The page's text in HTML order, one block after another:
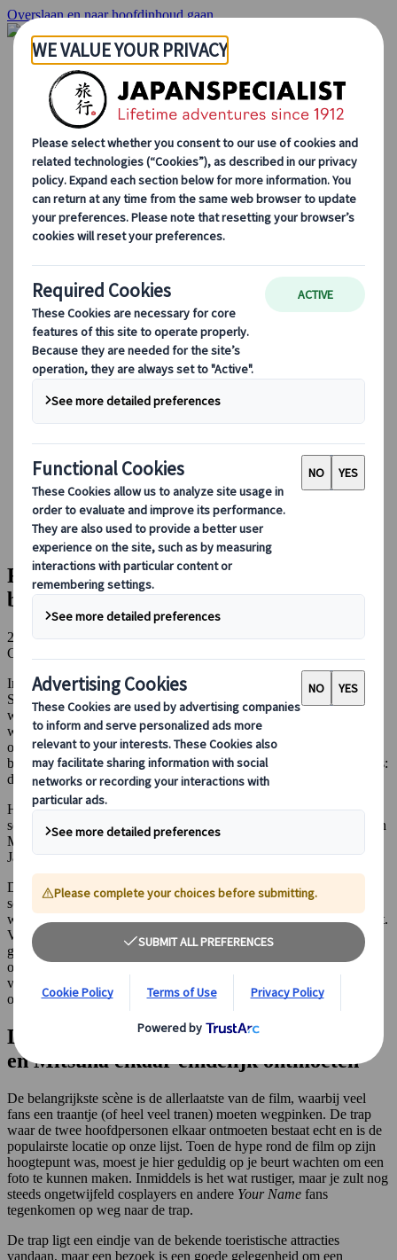
Overslaan en naar hoofdinhoud gaan
Startpagina
Reizen
Individuele Reizen
Groepsreizen
Reizen per huurauto
Excursies
Groepsreizen op maat
Japan Rail Pass
Hoe we te werk gaan
Over Ons
Ons team
Sluit je aan bij ons team
Seizoensgebonden Reistips
Bestemmingshoogtepunten
Culturele Inzichten
Culinaire Avonturen
Ontdek Japan met de trein
Veelgestelde vragen
Essentiële info
Etiquette in Japan
Autorijden in Japan
Boeken bij ons
Japan Rail Pass
Accommodatie
Online Reisadvies
Japanspecialist
Blog
Culturele Inzichten
Fan van ‘Your Name’? Hier is jouw bucketlist in Japan!
Fan van ‘Your Name’? Hier is jouw
bucketlist in Japan!
26 dec 2023
Culturele inzichten
In 2016 kwam de animefilm Your Name van regisseur Makoto
Shinkai uit en veroverde in een handomdraai harten over de hele
wereld. De gevoelige, rustgevende en meeslepende animatiefilm
werd direct een hit onder liefhebbers van Japanse popcultuur, maar
ook onder het grote publiek. De prachtige landschappen spelen een
belangrijke rol in het succes van de film en we hebben goed nieuws:
de meeste locaties uit de film kun je bezoeken in Japan.
Het eerste wat opvalt als je een film van Makoto Shinkai kijkt, is de
setting waarin het verhaal zich afspeelt. Je herkent in de werken van
Makoto Shinkai een diepe liefde voor Tokyo in het bijzonder en
Japanse landschappen in het algemeen.
Dankzij het gebruik van kleur, het opvallende realisme en het
sounddesign word je meegevoerd naar het echte Tokyo, Gujo of
welke andere locatie ook waar de regisseur inspiratie uit heeft geput.
Vele jaren na het debuut van de film isYour Name
nog steeds zeer
geliefd en veel fans dagdromen over het bezoeken van deze
ongelooflijk mooie locaties wanneer ze de film kijken. Zoek niet
verder, want we hebben onze favoriete
op een rijtje gezet. Pas op: spoilers volgen!
De populairste locatie: de trap waar Taki
en Mitsuha elkaar eindelijk ontmoeten
De belangrijkste scène is de allerlaatste van de film, waarbij veel
fans een traantje (of heel veel tranen) moeten wegpinken. De trap
waar de twee hoofdpersonen elkaar ontmoeten bestaat echt en is de
populairste locatie op onze lijst. Toen de hype rond de film op zijn
hoogtepunt was, moest je hier geduldig op je beurt wachten om een
foto te kunnen maken. Inmiddels is het wat rustiger, maar je zult nog
steeds ongetwijfeld cosplayers en andere Your Name fans
tegenkomen op weg naar de trap.
De trap ligt een eindje van de bekende toeristische attracties
vandaan, maar een bezoek is een goede gelegenheid om een